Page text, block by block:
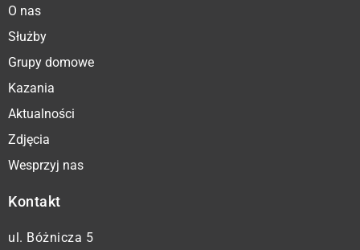
O nas
Służby
Grupy domowe
Kazania
Aktualności
Zdjęcia
Wesprzyj nas
Kontakt
ul. Bóżnicza 5